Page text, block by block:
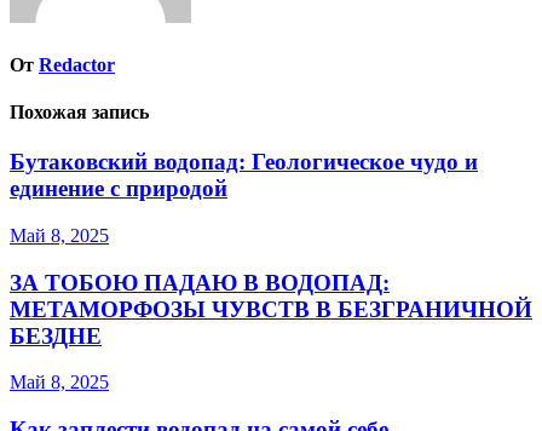
От Redactor
Похожая запись
Бутаковский водопад: Геологическое чудо и
единение с природой
Май 8, 2025
ЗА ТОБОЮ ПАДАЮ В ВОДОПАД:
МЕТАМОРФОЗЫ ЧУВСТВ В БЕЗГРАНИЧНОЙ
БЕЗДНЕ
Май 8, 2025